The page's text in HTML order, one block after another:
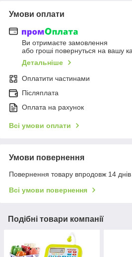
Умови оплати
Ви отримаєте замовлення
або гроші повернуться на вашу
Детальніше
Оплатити частинами
Післяплата
Оплата на рахунок
Всі умови оплати
Умови повернення
Повернення товару впродовж 14
Всі умови повернення
Подібні товари компанії